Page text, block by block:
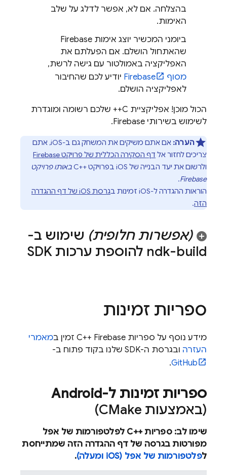
בהצלחה. אם לא, אפשר לדלג על שלב
האימות.
ביומני המכשיר יוצג אימות Firebase
שהאתחול הושלם. אם הפעלתם את
האפליקציה באמולטור עם גישה לרשת,
מסוף
Firebase יודיע לכם שהחיבור
לאפליקציה הושלם.
הכול מוכן! אפליקציית C++ שלכם רשומה ומוגדרת
לשימוש בשירותי Firebase.
הערה:
אם אתם משיקים את המשחק גם ב-iOS, אתם
צריכים לחזור אל דף הסקירה הכללית של פרויקט Firebase
ולרשום את יעד הבנייה של iOS בפרויקט C++‎
באותו פרויקט
Firebase
.
הוראות ההגדרה ל-iOS זמינות ב
גרסת iOS של דף ההגדרה
הזה.
(אפשרות חלופית) שימוש ב-
ndk-build להוספת ערכות SDK
ספריות זמינות
מידע נוסף על ספריות C++ Firebase זמין ב
מאמרי
העזרה ובגרסת ה-SDK שלנו בקוד פתוח ב-
GitHub
.
ספריות זמינות ל-Android
(באמצעות CMake)
שימו לב: ספריות C++‎ לפלטפורמות של אפל
מפורטות בגרסה של דף ההגדרה הזה שמתייחסת
לפלטפורמות של אפל (iOS ומעלה) .